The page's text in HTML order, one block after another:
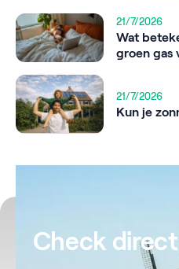
21/7/2026
Wat
groen gas
21/7/2026
Kun je
Check